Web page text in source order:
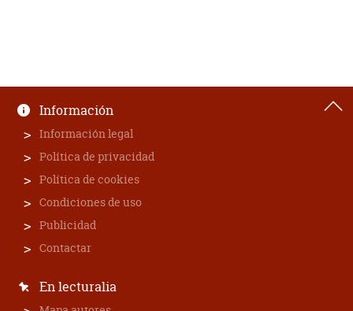
Información
Información legal
Política de privacidad
Política de cookies
Condiciones de uso
Publicidad
Contactar
En lecturalia